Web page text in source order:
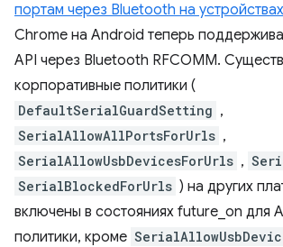
портам через Bluetooth на
Chrome на Android теперь
API через Bluetooth RFCOMM.
корпоративные политики (
DefaultSerialGuardSetting ,
SerialAllowAllPortsForUrls ,
SerialAllowUsbDevicesForUrls ,
SerialBlockedForUrls ) на других
включены в состояниях future_on для
политики, кроме